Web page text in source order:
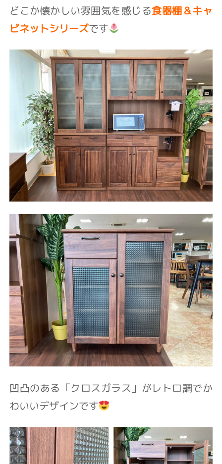
どこか懐かしい雰囲気を感じる食器棚＆キャ
ビネットシリーズです
凹凸のある「クロスガラス」がレトロ調でか
わいいデザインです